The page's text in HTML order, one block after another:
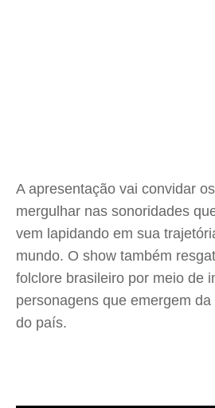
A apresentação vai convidar
mergulhar nas sonoridades
vem lapidando em sua
mundo. O show também
folclore brasileiro por meio de
personagens que emergem da
do país.